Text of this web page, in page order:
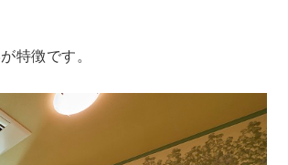
特徴です。